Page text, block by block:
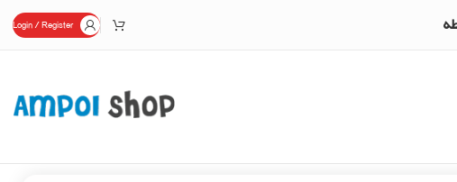
Login / Register